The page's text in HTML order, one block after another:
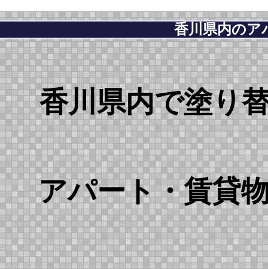
香川県内のア
香川県内で塗り
アパート・賃貸